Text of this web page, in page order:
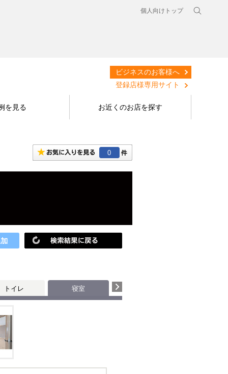
個人向けトップ
ビジネスのお客様へ
登録店様専用サイト
を見る お近くのお店を探す
0
トイレ 寝室